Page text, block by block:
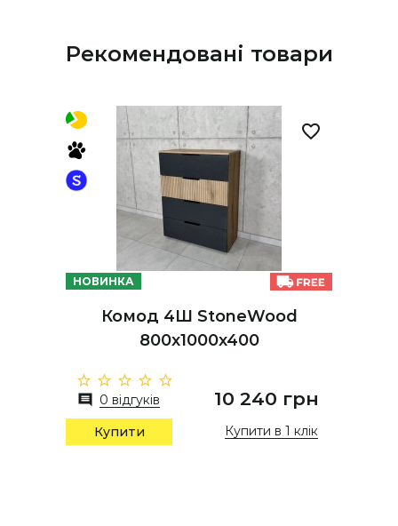
Рекомендовані товари
НОВИНКА
Комод 4Ш StoneWood
800x1000x400
0 відгуків 10 240 грн
Купити Купити в 1 клік